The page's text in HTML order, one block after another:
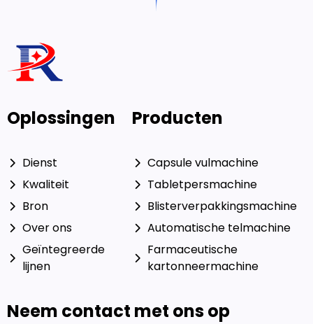
Oplossingen
Dienst
Kwaliteit
Bron
Over ons
Geïntegreerde
lijnen
Producten
Capsule vulmachine
Tabletpersmachine
Blisterverpakkingsmachine
Automatische telmachine
Farmaceutische
kartonneermachine
Neem contact met ons op